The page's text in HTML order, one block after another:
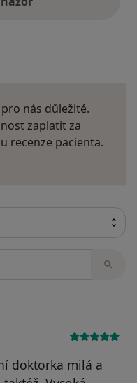
nás důležité.
zaplatit za
recenze pacienta.
doktorka milá a